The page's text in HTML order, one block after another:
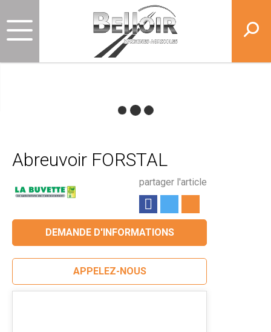
Abreuvoir FORSTAL
partager l'article
DEMANDE D'INFORMATIONS
APPELEZ-NOUS